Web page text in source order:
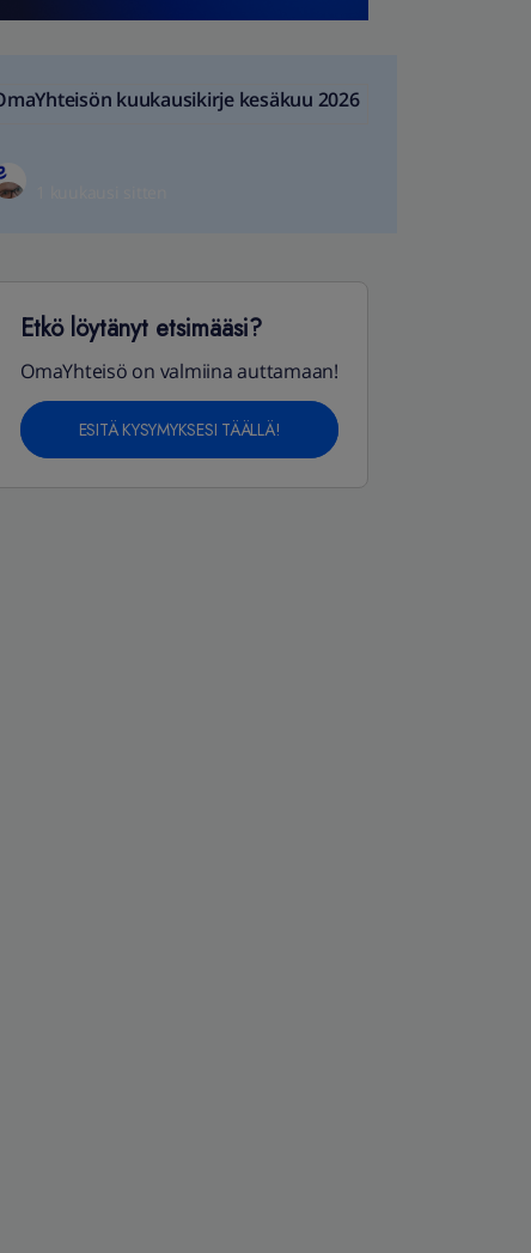
kuukausikirje kesäkuu 2026
Etkö löytänyt etsimääsi?
OmaYhteisö on valmiina auttamaan!
ESITÄ KYSYMYKSESI TÄÄLLÄ!